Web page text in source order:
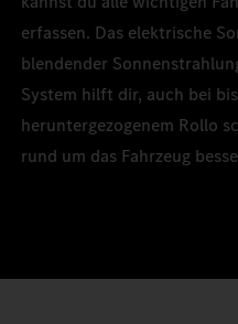
erfassen. Das elektrische
blendender
System hilft dir, auch bei
heruntergezogenem Rollo
rund um das Fahrzeug